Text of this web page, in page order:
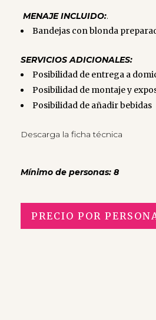
MENAJE INCLUIDO:.
Bandejas con blonda
SERVICIOS ADICIONALES:
Posibilidad de entrega a
Posibilidad de montaje y
Posibilidad de añadir bebidas
Descarga la ficha técnica
Mínimo de personas: 8
PRECIO POR